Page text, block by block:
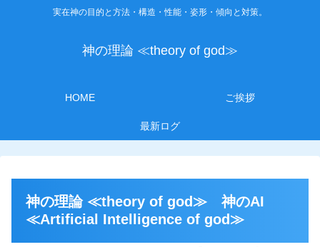
実在神の目的と方法・構造・性能・姿形・傾向と対策。
神の理論 ≪theory of god≫
HOME ご挨拶
最新ログ
神の理論 ≪theory of god≫ 神のAI
≪Artificial Intelligence of god≫